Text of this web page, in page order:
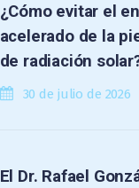
¿Cómo evitar el
acelerado de la
de radiación
30 de julio de 2026
El Dr. Rafael